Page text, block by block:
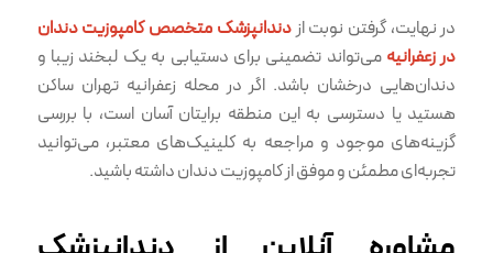
در نهایت، گرفتن نوبت ازدندانپزشک متخصص کامپوزیت دندان
در زعفرانیه می‌تواند تضمینی برای دستیابی به یک لبخند زیبا و
دندان‌هایی درخشان باشد. اگر در محله زعفرانیه تهران ساکن
هستید یا دسترسی به این منطقه برایتان آسان است، با بررسی
گزینه‌های موجود و مراجعه به کلینیک‌های معتبر، می‌توانید
تجربه‌ای مطمئن و موفق از کامپوزیت دندان داشته باشید.